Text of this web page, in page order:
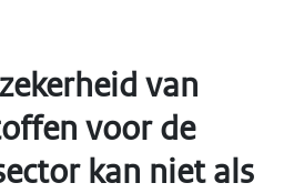
van
voor de
kan niet als